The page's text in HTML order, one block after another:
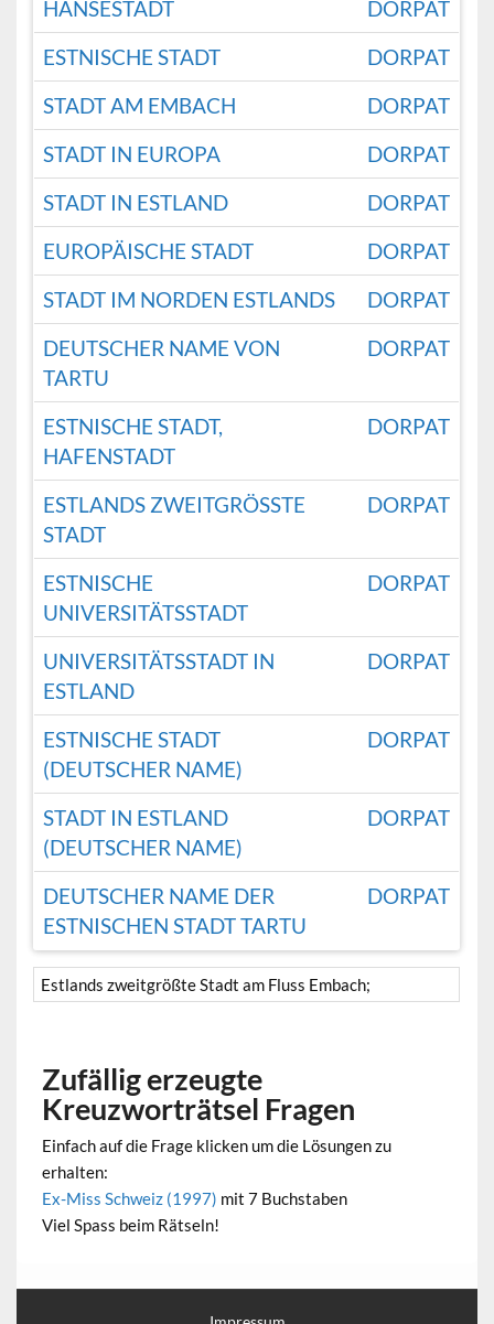
HANSESTADT
DORPAT
ESTNISCHE STADT
DORPAT
STADT AM EMBACH
DORPAT
STADT IN EUROPA
DORPAT
STADT IN ESTLAND
DORPAT
EUROPÄISCHE STADT
DORPAT
STADT IM NORDEN ESTLANDS
DORPAT
DEUTSCHER NAME VON
TARTU
DORPAT
ESTNISCHE STADT,
HAFENSTADT
DORPAT
ESTLANDS ZWEITGRÖSSTE S
TADT
DORPAT
ESTNISCHE
UNIVERSITÄTSSTADT
DORPAT
UNIVERSITÄTSSTADT IN
ESTLAND
DORPAT
ESTNISCHE STADT
(DEUTSCHER NAME)
DORPAT
STADT IN ESTLAND
(DEUTSCHER NAME)
DORPAT
DEUTSCHER NAME DER
ESTNISCHEN STADT TARTU
DORPAT
Estlands zweitgrößte Stadt am Fluss Embach;
Zufällig erzeugte
Kreuzworträtsel Fragen
Einfach auf die Frage klicken um die Lösungen zu
erhalten:
Ex-Miss Schweiz (1997) mit 7 Buchstaben
Viel Spass beim Rätseln!